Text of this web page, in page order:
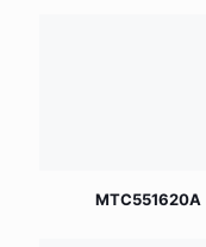
MTC551620A